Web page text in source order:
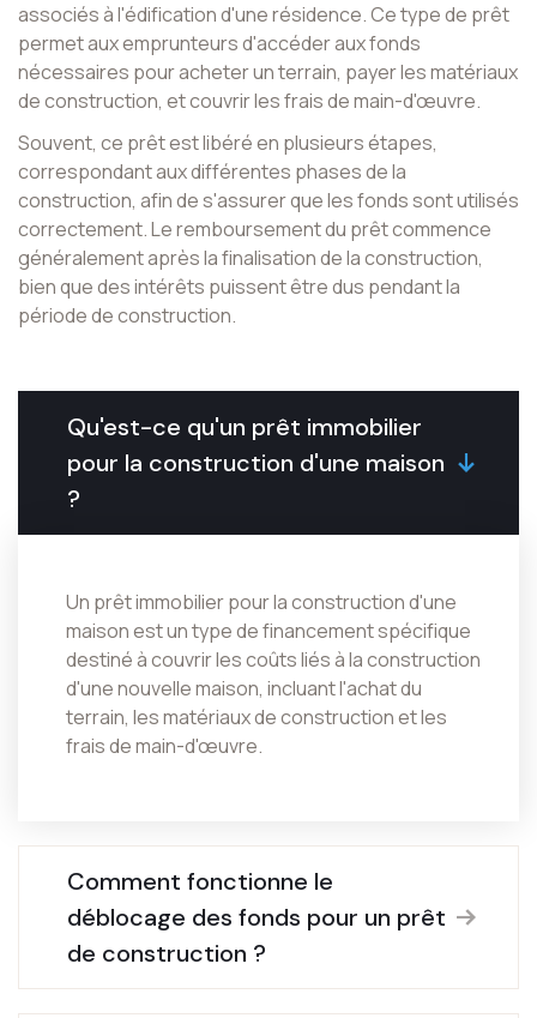
associés à l'édification d'une résidence. Ce type de prêt
permet aux emprunteurs d'accéder aux fonds
nécessaires pour acheter un terrain, payer les matériaux
de construction, et couvrir les frais de main-d'œuvre.
Souvent, ce prêt est libéré en plusieurs étapes,
correspondant aux différentes phases de la
construction, afin de s'assurer que les fonds sont utilisés
correctement. Le remboursement du prêt commence
généralement après la finalisation de la construction,
bien que des intérêts puissent être dus pendant la
période de construction.
Qu'est-ce qu'un prêt immobilier
pour la construction d'une maison
?
Un prêt immobilier pour la construction d'une
maison est un type de financement spécifique
destiné à couvrir les coûts liés à la construction
d'une nouvelle maison, incluant l'achat du
terrain, les matériaux de construction et les
frais de main-d'œuvre.
Comment fonctionne le
déblocage des fonds pour un prêt
de construction ?